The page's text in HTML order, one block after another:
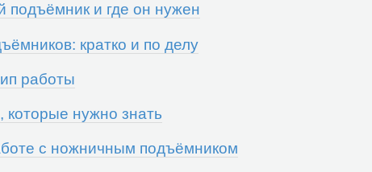
подъёмник и где он нужен
кратко и по делу
работы
нужно знать
с ножничным подъёмником